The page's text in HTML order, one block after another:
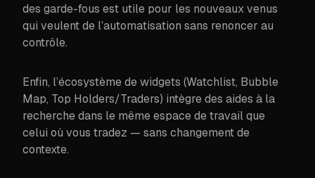
des garde-fous est utile pour les nouveaux venus
qui veulent de l’automatisation sans renoncer au
contrôle.
Enfin, l’écosystème de widgets (Watchlist, Bubble
Map, Top Holders/Traders) intègre des aides à la
recherche dans le même espace de travail que
celui où vous tradez — sans changement de
contexte.